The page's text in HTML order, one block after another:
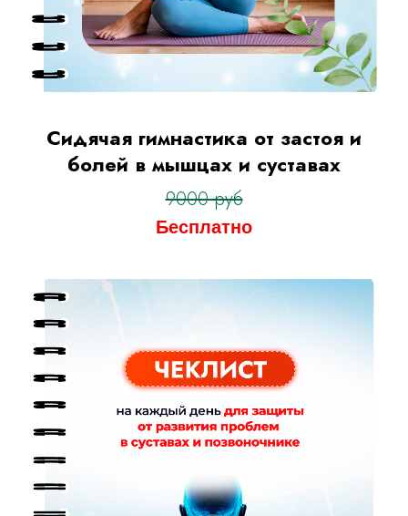
Сидячая гимнастика от застоя и
болей в мышцах и суставах
9000 руб
Бесплатно